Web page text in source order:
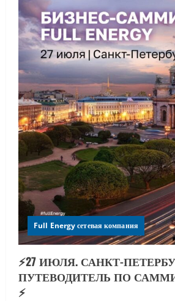
Full Energy сетевая компания
⚡️27 ИЮЛЯ. САНКТ-
ПУТЕВОДИТЕЛЬ ПО САММИТУ
⚡️